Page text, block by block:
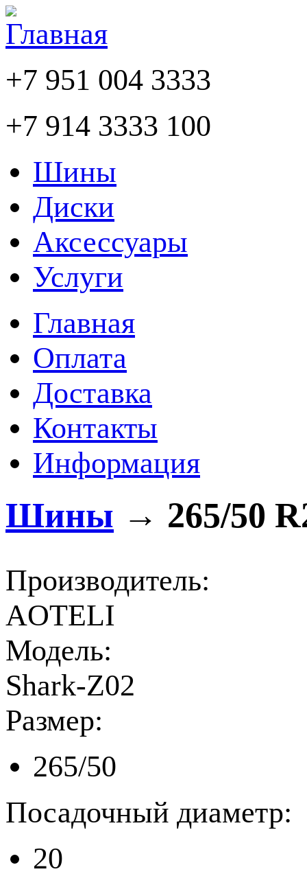
+7 951 004 3333
+7 914 3333 100
Шины
Диски
Аксессуары
Услуги
Главная
Оплата
Доставка
Контакты
Информация
Шины → 265/50
Производитель:
AOTELI
Модель:
Shark-Z02
Размер:
265/50
Посадочный диаметр:
20